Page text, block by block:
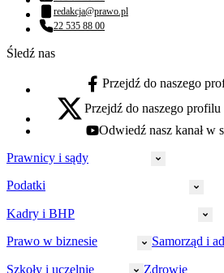
Numer telefonu:
Adres email:
redakcja@prawo.pl
Numer telefonu:
22 535 88 00
Śledź nas
facebook - otwiera się w nowej
Przejdź do naszego
x - otwiera się w nowej karcie
Przejdź do naszego
youtube - otwiera się w nowej
Odwiedź nasz kanał w
Prawnicy i sądy
Prawnicy
Policja
Podatki
CIT
Akcyza
Kadry i BHP
HR
Prawo w biznesie Samorząd i
Szkoły i uczelnie Zdrowie